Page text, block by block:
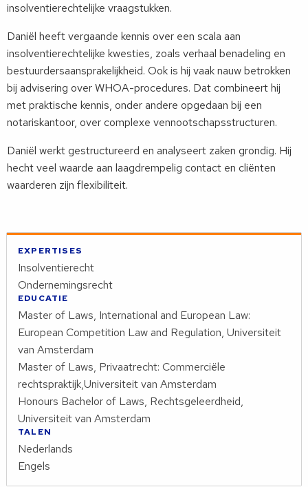
insolventierechtelijke vraagstukken.
Daniël heeft vergaande kennis over een scala aan
insolventierechtelijke kwesties, zoals verhaal benadeling en
bestuurdersaansprakelijkheid. Ook is hij vaak nauw betrokken
bij advisering over WHOA-procedures. Dat combineert hij
met praktische kennis, onder andere opgedaan bij een
notariskantoor, over complexe vennootschapsstructuren.
Daniël werkt gestructureerd en analyseert zaken grondig. Hij
hecht veel waarde aan laagdrempelig contact en cliënten
waarderen zijn flexibiliteit.
EXPERTISES
Insolventierecht
Ondernemingsrecht
EDUCATIE
Master of Laws, International and European Law:
European Competition Law and Regulation, Universiteit
van Amsterdam
Master of Laws, Privaatrecht: Commerciële
rechtspraktijk,Universiteit van Amsterdam
Honours Bachelor of Laws, Rechtsgeleerdheid,
Universiteit van Amsterdam
TALEN
Nederlands
Engels